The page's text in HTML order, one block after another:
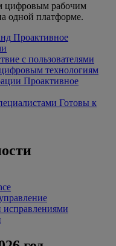
цифровым рабочим
одной платформе.
Проактивное
с пользователями
технологиям
Проактивное
Готовы к
исправлениями